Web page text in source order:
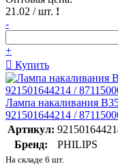
21.02 / шт. !
-
+
Купить
Лампа накаливания
921501644214 /
Артикул:
Бренд:
PHILIPS
На складе 6 шт.